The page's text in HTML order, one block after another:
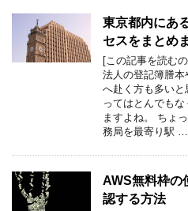
東京都内にあ
セスをまとめ
[この記事を読む
法人の登記簿謄
へ赴く方も多いと
ってはとんでも
ますよね。 ちょ
務局を最寄り駅 …
AWS無料枠の
認する方法